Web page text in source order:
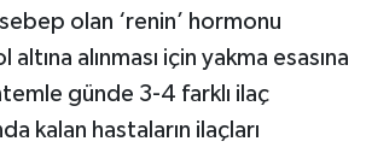
olan ‘renin’ hormonu
altına alınması için yakma esasına
günde 3-4 farklı ilaç
kalan hastaların ilaçları